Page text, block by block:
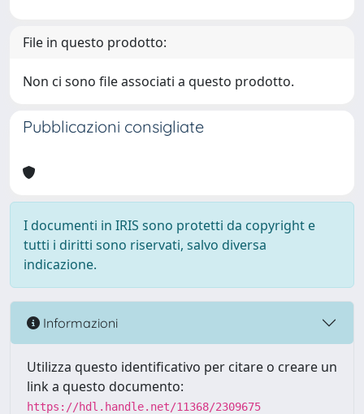
File in questo prodotto:
Non ci sono file associati a questo prodotto.
Pubblicazioni consigliate
I documenti in IRIS sono protetti da copyright e
tutti i diritti sono riservati, salvo diversa
indicazione.
Informazioni
Utilizza questo identificativo per citare o creare un
link a questo documento:
https://hdl.handle.net/11368/2309675